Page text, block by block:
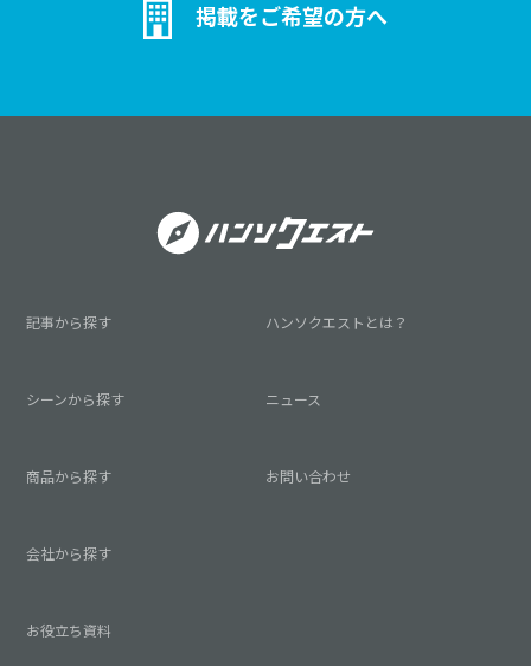
掲載をご希望の方へ
記事から探す
シーンから探す
商品から探す
会社から探す
お役立ち資料
ハンソクエストとは？
ニュース
お問い合わせ